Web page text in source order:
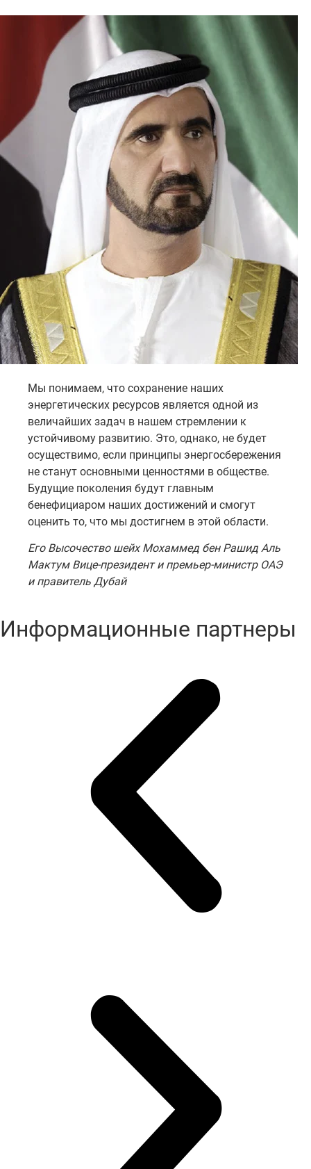
Мы понимаем, что сохранение наших
энергетических ресурсов является одной из
величайших задач в нашем стремлении к
устойчивому развитию. Это, однако, не будет
осуществимо, если принципы энергосбережения
не станут основными ценностями в обществе.
Будущие поколения будут главным
бенефициаром наших достижений и смогут
оценить то, что мы достигнем в этой области.
Его Высочество шейх Мохаммед бен Рашид Аль
Мактум Вице-президент и премьер-министр ОАЭ
и правитель Дубай
Информационные партнеры